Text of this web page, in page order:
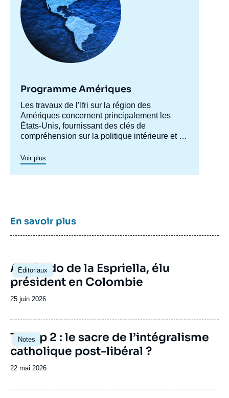
Programme Amériques
Accroche
centre
Les travaux de l’Ifri sur la région des
Amériques concernent principalement les
États-Unis, fournissant des clés de
compréhension sur la politique intérieure et la
appréhender les évolutions de la politique
étrangère et de défense du pays ainsi les
questions transatlantiques et commerciales.
recherche sur le Canada
en 2016, dont les archives restent
accessibles.
Voir plus
En savoir plus
Éditoriaux
Image
principale
Abelardo de la Espriella, élu
président en Colombie
Date
publication
25 juin 2026
Notes
Image
principale
Trump 2 : le sacre de l’intégralisme
catholique post-libéral ?
Date
publication
22 mai 2026